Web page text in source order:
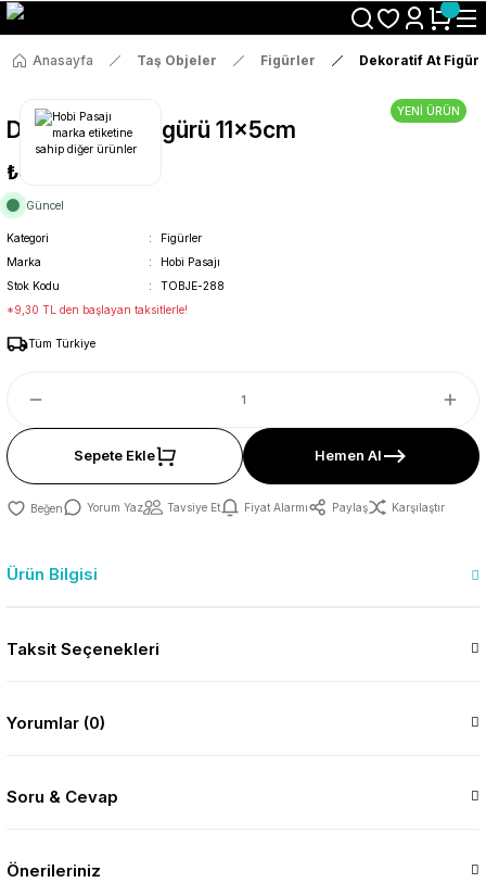
Size Özel "HG10" Koduyla Sepette Hemen %10 İndirimi Kaçırma
Anasayfa Taş Objeler Figürler Dekoratif At
YENİ ÜRÜN
Dekoratif At Figürü 11x5cm
₺49
Güncel
Kategori
Figürler
Marka
Hobi Pasajı
Stok Kodu
TOBJE-288
*9,30 TL den başlayan taksitlerle!
Tüm Türkiye
Sepete Ekle Hemen Al
Yorum Yaz Tavsiye Et Fiyat Alarmı Paylaş Karşılaştır
Ürün Bilgisi
Taksit Seçenekleri
Yorumlar (0)
Soru & Cevap
Önerileriniz